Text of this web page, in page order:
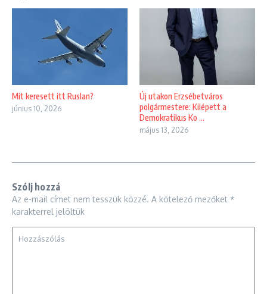
Mit keresett itt Ruslan?
június 10, 2026
Új utakon Erzsébetváros
polgármestere: Kilépett a
Demokratikus Ko ...
május 13, 2026
Szólj hozzá
Az e-mail címet nem tesszük közzé. A kötelező mezőket *
karakterrel jelöltük